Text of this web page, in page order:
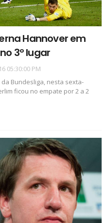
Hannover em
3º lugar
05:30:00 PM
Bundesliga, nesta sexta-
ficou no empate por 2 a 2